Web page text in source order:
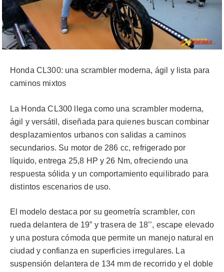
Honda CL300: una scrambler moderna, ágil y lista para
caminos mixtos
La Honda CL300 llega como una scrambler moderna,
ágil y versátil, diseñada para quienes buscan combinar
desplazamientos urbanos con salidas a caminos
secundarios. Su motor de 286 cc, refrigerado por
líquido, entrega 25,8 HP y 26 Nm, ofreciendo una
respuesta sólida y un comportamiento equilibrado para
distintos escenarios de uso.
El modelo destaca por su geometría scrambler, con
rueda delantera de 19” y trasera de 18’’, escape elevado
y una postura cómoda que permite un manejo natural en
ciudad y confianza en superficies irregulares. La
suspensión delantera de 134 mm de recorrido y el doble